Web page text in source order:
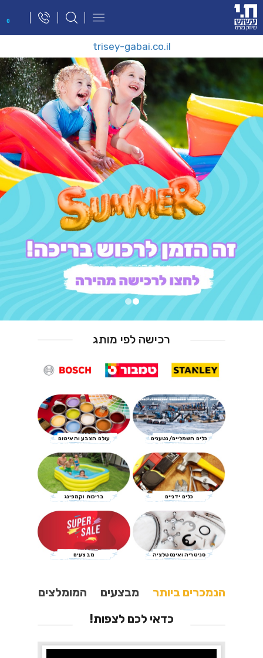
0
פתח
trisey-gabai.co.il
רכישה לפי מותג
מבצעים סניטריה ואינסטלציה
כלים ידניים בריכות וקמפינג
עולם הצבע והאיטום כלים חשמליים/נטענים
הנמכרים ביותר מבצעים
המומלצים
כדאי לכם לצפות!